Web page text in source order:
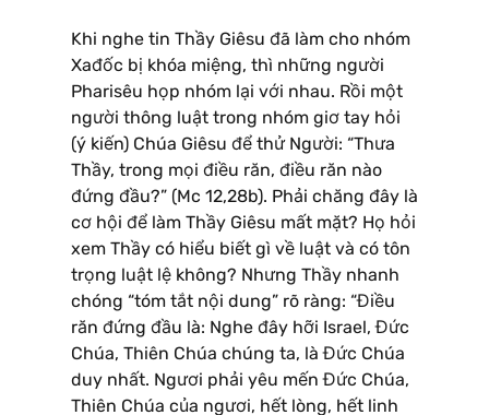
Khi nghe tin Thầy Giêsu đã làm cho nhóm
Xađốc bị khóa miệng, thì những người
Pharisêu họp nhóm lại với nhau. Rồi một
người thông luật trong nhóm giơ tay hỏi
(ý kiến) Chúa Giêsu để thử Người: “Thưa
Thầy, trong mọi điều răn, điều răn nào
đứng đầu?” (Mc 12,28b). Phải chăng đây là
cơ hội để làm Thầy Giêsu mất mặt? Họ hỏi
xem Thầy có hiểu biết gì về luật và có tôn
trọng luật lệ không? Nhưng Thầy nhanh
chóng “tóm tắt nội dung” rõ ràng: “Điều
răn đứng đầu là: Nghe đây hỡi Israel, Đức
Chúa, Thiên Chúa chúng ta, là Đức Chúa
duy nhất. Ngươi phải yêu mến Đức Chúa,
Thiên Chúa của ngươi, hết lòng, hết linh